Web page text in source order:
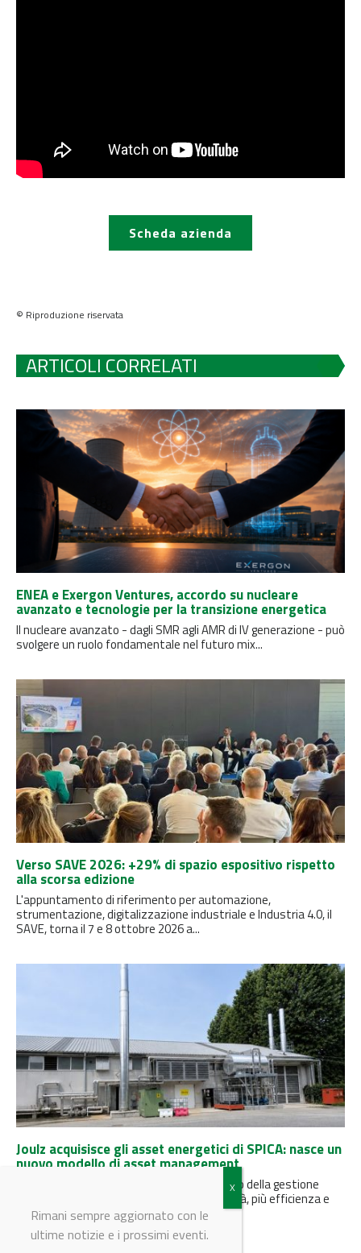
Scheda azienda
© Riproduzione riservata
ARTICOLI CORRELATI
ENEA e Exergon Ventures, accordo su nucleare
avanzato e tecnologie per la transizione energetica
Il nucleare avanzato - dagli SMR agli AMR di IV generazione - può
svolgere un ruolo fondamentale nel futuro mix...
Verso SAVE 2026: +29% di spazio espositivo rispetto
alla scorsa edizione
L'appuntamento di riferimento per automazione,
strumentazione, digitalizzazione industriale e Industria 4.0, il
SAVE, torna il 7 e 8 ottobre 2026 a...
Joulz acquisisce gli asset energetici di SPICA: nasce un
nuovo modello di asset management
Un’operazione strategica che segna il futuro della gestione
energetica per le aziende: meno complessità, più efficienza e
liquidità immediata.
Rimani sempre aggiornato con le
ultime notizie e i prossimi eventi.